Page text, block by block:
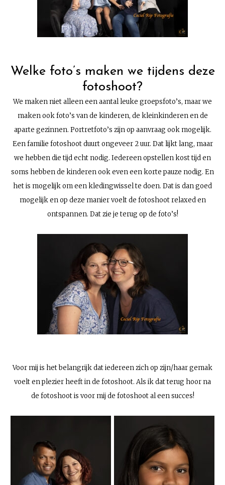
Welke foto’s maken we tijdens deze
fotoshoot?
We maken niet alleen een aantal leuke groepsfoto’s, maar we
maken ook foto’s van de kinderen, de kleinkinderen en de
aparte gezinnen. Portretfoto’s zijn op aanvraag ook mogelijk.
Een familie fotoshoot duurt ongeveer 2 uur. Dat lijkt lang, maar
we hebben die tijd echt nodig. Iedereen opstellen kost tijd en
soms hebben de kinderen ook even een korte pauze nodig. En
het is mogelijk om een kledingwissel te doen. Dat is dan goed
mogelijk en op deze manier voelt de fotoshoot relaxed en
ontspannen. Dat zie je terug op de foto’s!
Voor mij is het belangrijk dat iedereen zich op zijn/haar gemak
voelt en plezier heeft in de fotoshoot. Als ik dat terug hoor na
de fotoshoot is voor mij de fotoshoot al een succes!